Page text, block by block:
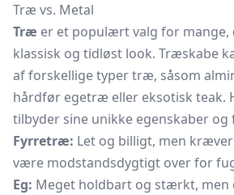
Træ vs. Metal
Træ er et populært valg for mange,
klassisk og tidløst look. Træskabe
af forskellige typer træ, såsom
hårdfør egetræ eller eksotisk teak.
tilbyder sine unikke egenskaber og
Fyrretræ: Let og billigt, men
være modstandsdygtigt over for
Eg: Meget holdbart og stærkt, men